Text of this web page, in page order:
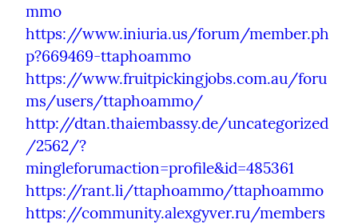
mmo
https://www.iniuria.us/forum/member.ph
p?669469-ttaphoammo
https://www.fruitpickingjobs.com.au/foru
ms/users/ttaphoammo/
http://dtan.thaiembassy.de/uncategorized
/2562/?
mingleforumaction=profile&id=485361
https://rant.li/ttaphoammo/ttaphoammo
https://community.alexgyver.ru/members